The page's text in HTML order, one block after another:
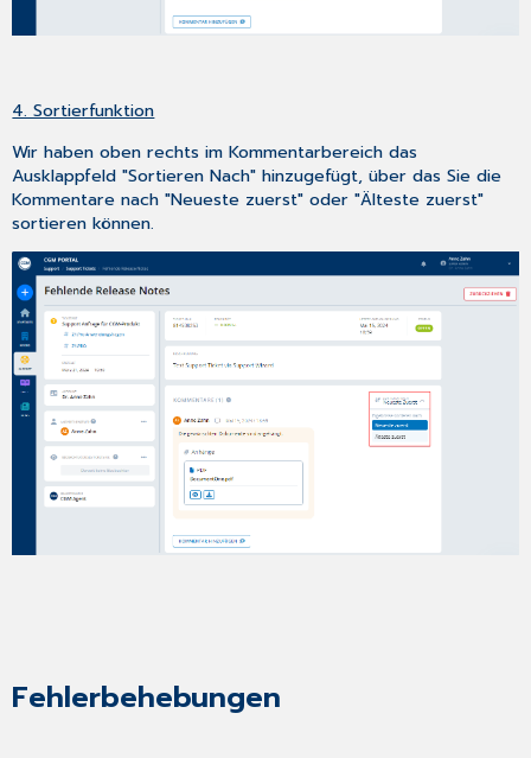
4. Sortierfunktion
Wir haben oben rechts im Kommentarbereich das
Ausklappfeld "Sortieren Nach" hinzugefügt, über das Sie die
Kommentare nach "Neueste zuerst" oder "Älteste zuerst"
sortieren können.
Fehlerbehebungen